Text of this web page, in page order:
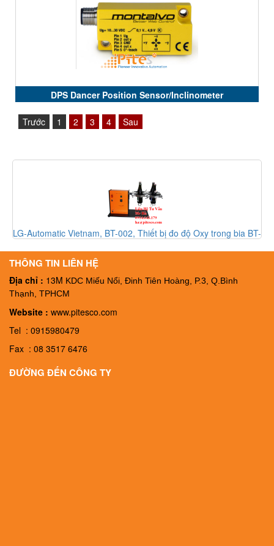
DPS Dancer Position Sensor/Inclinometer
Trước 1 2 3 4 Sau
bia BT-
Kuka Vietnam, KUKA KR5 Arc, KUKA KR5, Cánh tay robot
THÔNG TIN LIÊN HỆ
Địa chỉ : 13M KDC Miếu Nổi, Đinh Tiên Hoàng, P.3, Q.Bình
Thạnh, TPHCM
Website : www.pitesco.com
Tel : 0915980479
Fax : 08 3517 6476
ĐƯỜNG ĐẾN CÔNG TY